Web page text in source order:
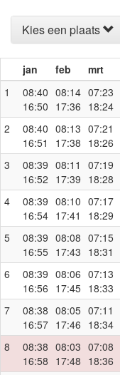
Kies een plaats
jan feb mrt
1
08:40
16:50
08:14
17:36
07:23
18:24
2
08:40
16:51
08:13
17:38
07:21
18:26
3
08:39
16:52
08:11
17:39
07:19
18:28
4
08:39
16:54
08:10
17:41
07:17
18:29
5
08:39
16:55
08:08
17:43
07:15
18:31
6
08:39
16:56
08:06
17:45
07:13
18:33
7
08:38
16:57
08:05
17:46
07:11
18:34
8
08:38
16:58
08:03
17:48
07:08
18:36